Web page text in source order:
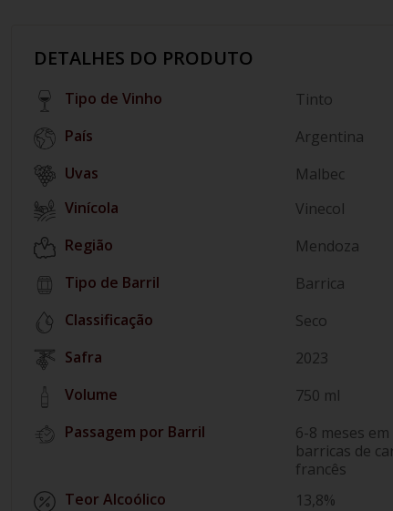
DETALHES DO PRODUTO
Tipo de Vinho
Tinto
País
Argentina
Malbec
Vinícola
Vinecol
Região
Mendoza
Tipo de Barril
Barrica
Classificação
Seco
Safra
2023
Volume
750 ml
Passagem por Barril
6-8 meses em
barricas de
francês
Teor Alcoólico
13,8%